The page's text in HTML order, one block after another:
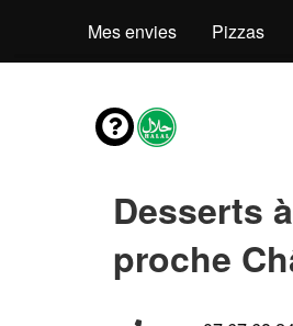
Mes envies Pizzas
Desserts
proche